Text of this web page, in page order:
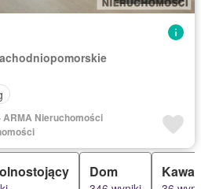
ARMA Nieruchomości
Dom